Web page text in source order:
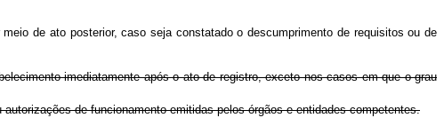
de ato posterior, caso seja constatado o descumprimento de requisitos ou de
imediatamente após o ato de registro, exceto nos casos em que o grau
de funcionamento emitidas pelos órgãos e entidades competentes.